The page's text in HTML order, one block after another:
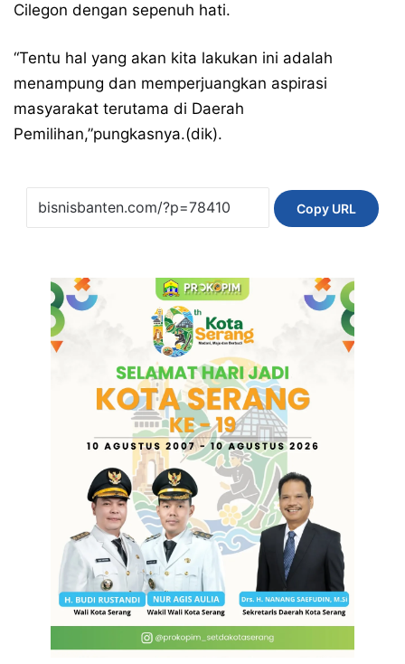
Cilegon dengan sepenuh hati.
“Tentu hal yang akan kita lakukan ini adalah
menampung dan memperjuangkan aspirasi
masyarakat terutama di Daerah
Pemilihan,”pungkasnya.(dik).
Copy URL